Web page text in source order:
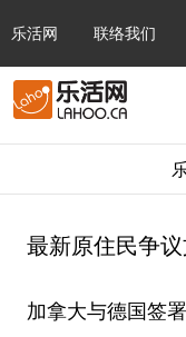
乐活网 联络我们
最新原住民争
加拿大与德国签